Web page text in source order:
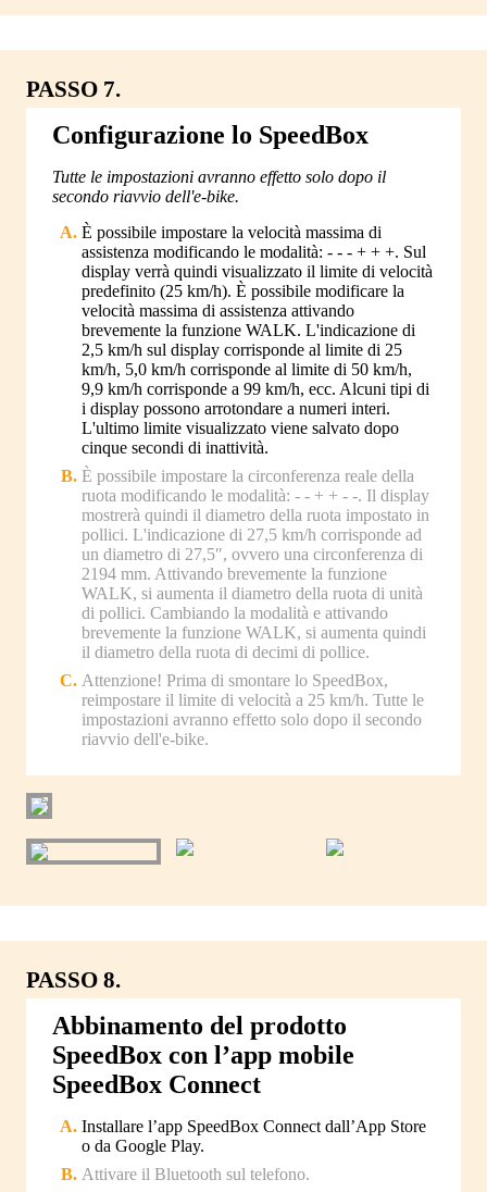
PASSO 7.
Configurazione lo SpeedBox
Tutte le impostazioni avranno effetto solo dopo il
secondo riavvio dell'e-bike.
È possibile impostare la velocità massima di
assistenza modificando le modalità: - - - + + +. Sul
display verrà quindi visualizzato il limite di velocità
predefinito (25 km/h). È possibile modificare la
velocità massima di assistenza attivando
brevemente la funzione WALK. L'indicazione di
2,5 km/h sul display corrisponde al limite di 25
km/h, 5,0 km/h corrisponde al limite di 50 km/h,
9,9 km/h corrisponde a 99 km/h, ecc. Alcuni tipi di
i display possono arrotondare a numeri interi.
L'ultimo limite visualizzato viene salvato dopo
cinque secondi di inattività.
È possibile impostare la circonferenza reale della
ruota modificando le modalità: - - + + - -. Il display
mostrerà quindi il diametro della ruota impostato in
pollici. L'indicazione di 27,5 km/h corrisponde ad
un diametro di 27,5″, ovvero una circonferenza di
2194 mm. Attivando brevemente la funzione
WALK, si aumenta il diametro della ruota di unità
di pollici. Cambiando la modalità e attivando
brevemente la funzione WALK, si aumenta quindi
il diametro della ruota di decimi di pollice.
Attenzione! Prima di smontare lo SpeedBox,
reimpostare il limite di velocità a 25 km/h. Tutte le
impostazioni avranno effetto solo dopo il secondo
riavvio dell'e-bike.
PASSO 8.
Abbinamento del prodotto
SpeedBox con l’app mobile
SpeedBox Connect
Installare l’app SpeedBox Connect dall’App Store
o da Google Play.
Attivare il Bluetooth sul telefono.